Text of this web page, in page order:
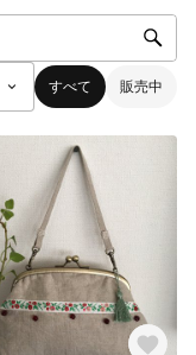
すべて 販売中